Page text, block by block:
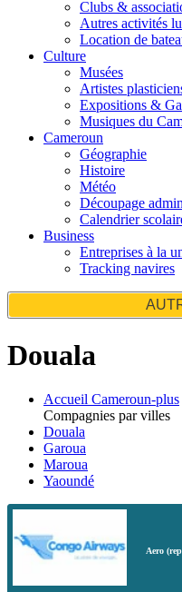
Clubs &
Autres activités
Location de
Culture
Musées
Artistes
Expositions &
Musiques du
Cameroun
Géographie
Histoire
Météo
Découpage
Calendrier
Business
Entreprises à la
Tracking navires
Douala
Accueil Cameroun-plus
Compagnies par villes
Douala
Garoua
Maroua
Yaoundé
Aero